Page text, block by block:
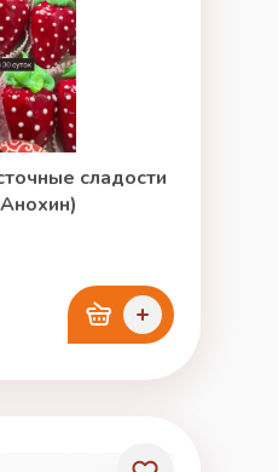
сладости